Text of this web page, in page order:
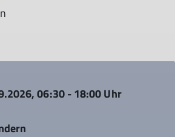
06:30 - 18:00 Uhr